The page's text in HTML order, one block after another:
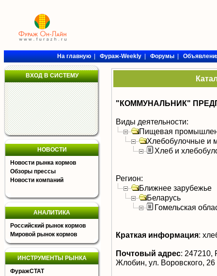
На главную|Фураж-Weekly|Форумы|
ВХОД В СИСТЕМУ
НОВОСТИ
Новости рынка кормов
Обзоры прессы
Новости компаний
АНАЛИТИКА
Российский рынок кормов
Мировой рынок кормов
ИНСТРУМЕНТЫ РЫНКА
ФуражСТАТ
"КОММУНАЛЬНИК"
Виды деятельности:
Пищевая
Хлебобулочные и
Хлеб и
Регион:
Ближнее зарубежье
Беларусь
Гомельская
Краткая информация:
Почтовый адрес: 247210,
Жлобин, ул. Воровского, 26